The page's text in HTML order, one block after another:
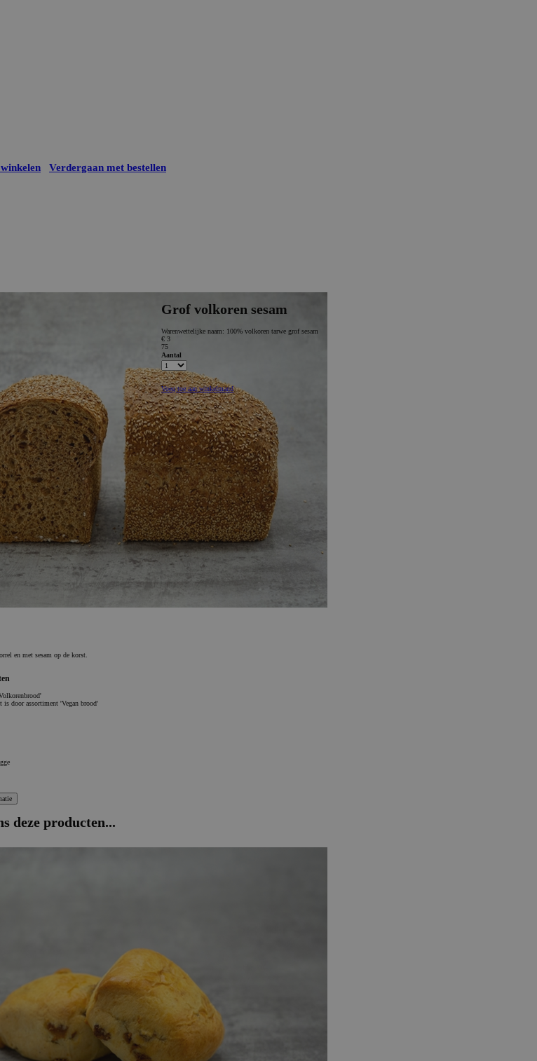
Verdergaan met bestellen
Grof volkoren sesam
Warenwettelijke naam: 100% volkoren tarwe grof sesam
€ 3
75
Aantal
Voeg toe aan winkelmand
en met sesam op de korst.
isdoor assortiment 'Vegan brood'
deze producten...